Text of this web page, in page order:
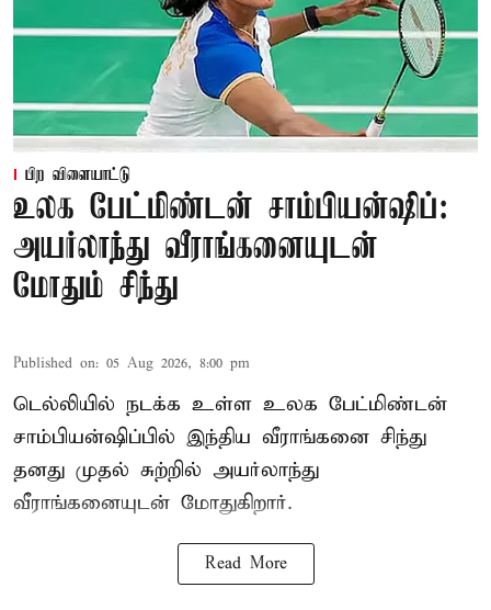
பிற விளையாட்டு
உலக பேட்மிண்டன் சாம்பியன்ஷிப்:
அயர்லாந்து வீராங்கனையுடன்
மோதும் சிந்து
Published on: 05 Aug 2026, 8:00 pm
டெல்லியில் நடக்க உள்ள உலக பேட்மிண்டன்
சாம்பியன்ஷிப்பில் இந்திய வீராங்கனை சிந்து
தனது முதல் சுற்றில் அயர்லாந்து
வீராங்கனையுடன் மோதுகிறார்.
Read More